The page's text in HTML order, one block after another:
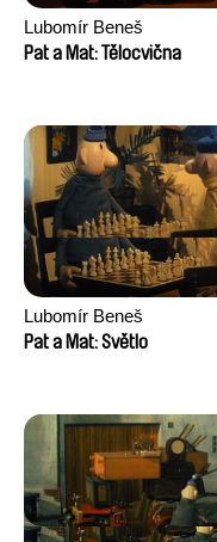
Lubomír Beneš
Pat a Mat: Tělocvična
Lubomír Beneš
Pat a Mat: Světlo